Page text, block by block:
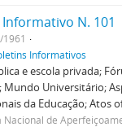
N. 101
Informativos
e escola privada;
Mundo Universitário;
da Educação; Atos
Nacional de